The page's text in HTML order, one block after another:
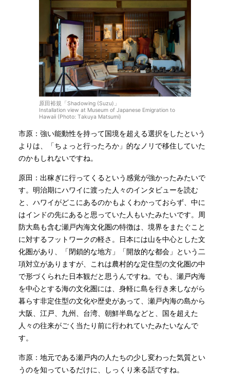
原田裕規「Shadowing (Suzu)」
Installation view at Museum of Japanese Emigration to
Hawaii (Photo: Takuya Matsumi)
市原：強い能動性を持って国境を超える選択をしたという
よりは、「ちょっと行ったろか」的なノリで移住していた
のかもしれないですね。
原田：出稼ぎに行ってくるという感覚が強かったみたいで
す。明治期にハワイに渡った人々のインタビューを読む
と、ハワイがどこにあるのかもよくわかっておらず、中に
はインドの先にあると思っていた人もいたみたいです。周
防大島も含む瀬戸内海文化圏の特徴は、境界をまたぐこと
に対するフットワークの軽さ。日本には山を中心とした文
化圏があり、「閉鎖的な地方」「開放的な都会」という二
項対立がありますが、これは農村的な定住型の文化圏の中
で形づくられた日本観だと思うんですね。でも、瀬戸内海
を中心とする海の文化圏には、身軽に島を行き来しながら
暮らす非定住型の文化や歴史があって、瀬戸内海の島から
大阪、江戸、九州、台湾、朝鮮半島などと、国を超えた
人々の往来がごく当たり前に行われていたみたいなんで
す。
市原：地元である瀬戸内の人たちの少し変わった気質とい
うのを知っているだけに、しっくり来る話ですね。